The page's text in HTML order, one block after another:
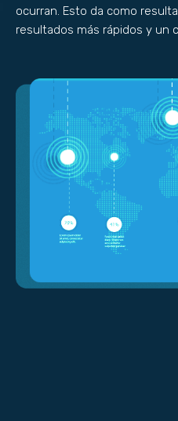
ocurran. Esto da como
resultados más rápidos y un